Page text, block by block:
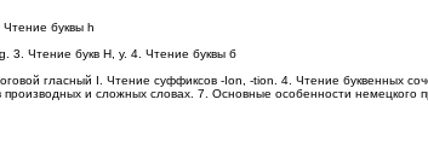
буквы h
3. Чтение букв Н, у. 4. Чтение буквы б
гласный I. Чтение суффиксов -Ion, -tion. 4. Чтение буквенных
и сложных словах. 7. Основные особенности